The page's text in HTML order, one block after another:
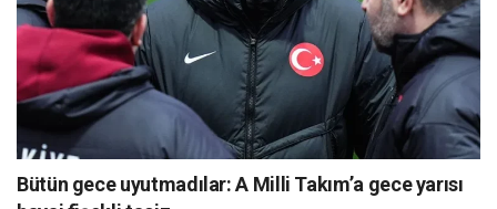
Bütün gece uyutmadılar: A Milli Takım’a gece yarısı